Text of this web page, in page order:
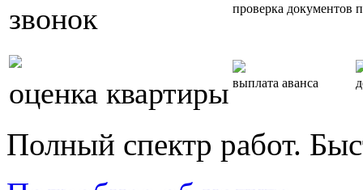
звонок проверка документов
оценка квартиры выплата аванса
Полный спектр работ.